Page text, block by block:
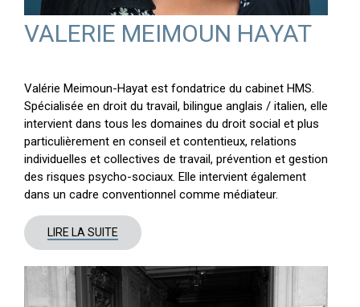
VALERIE MEIMOUN HAYAT
Valérie Meimoun-Hayat est fondatrice du cabinet HMS.
Spécialisée en droit du travail, bilingue anglais / italien, elle
intervient dans tous les domaines du droit social et plus
particulièrement en conseil et contentieux, relations
individuelles et collectives de travail, prévention et gestion
des risques psycho-sociaux. Elle intervient également
dans un cadre conventionnel comme médiateur.
LIRE LA SUITE